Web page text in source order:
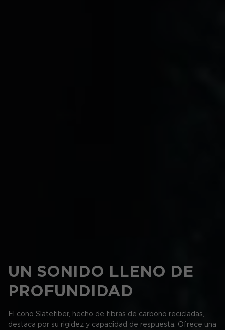
UN SONIDO LLENO DE
PROFUNDIDAD
El cono Slatefiber, hecho de fibras de carbono recicladas,
destaca por su rigidez y capacidad de respuesta. Ofrece una